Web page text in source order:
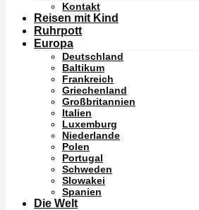
Kontakt
Reisen mit Kind
Ruhrpott
Europa
Deutschland
Baltikum
Frankreich
Griechenland
Großbritannien
Italien
Luxemburg
Niederlande
Polen
Portugal
Schweden
Slowakei
Spanien
Die Welt